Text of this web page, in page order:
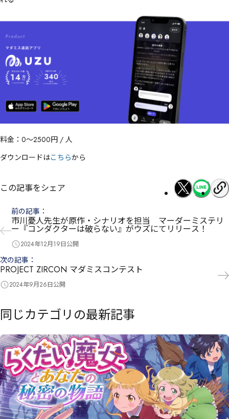
料金：0〜2500円 / 人
ダウンロードはこちらから
この記事をシェア
前の記事 ：
市川憂人先生が原作・シナリオを担当 マーダーミステリ
ー『コンダクターは破らない』がウズにてリリース！
2024年12月19日公開
次の記事 ：
PROJECT ZIRCON マダミスコンテスト
2024年9月26日公開
同じカテゴリの最新記事